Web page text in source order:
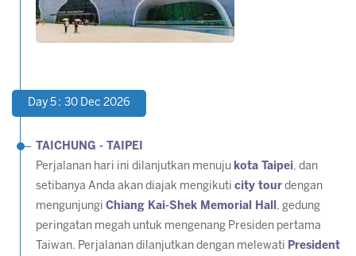
Day 5 : 30 Dec 2026
TAICHUNG - TAIPEI
Perjalanan hari ini dilanjutkan menuju kota Taipei, dan
setibanya Anda akan diajak mengikuti city tour dengan
mengunjungi Chiang Kai-Shek Memorial Hall , gedung
peringatan megah untuk mengenang Presiden pertama
Taiwan. Perjalanan dilanjutkan dengan melewati President